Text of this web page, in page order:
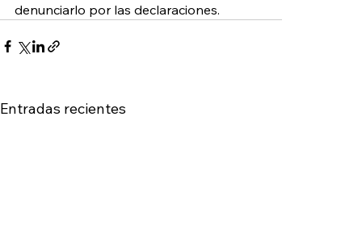
denunciarlo por las declaraciones.
Entradas recientes